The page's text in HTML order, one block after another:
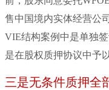
售中国境内实体经营公
VIE结构案例中是单独
是在股权质押协议中予
三是无条件质押全